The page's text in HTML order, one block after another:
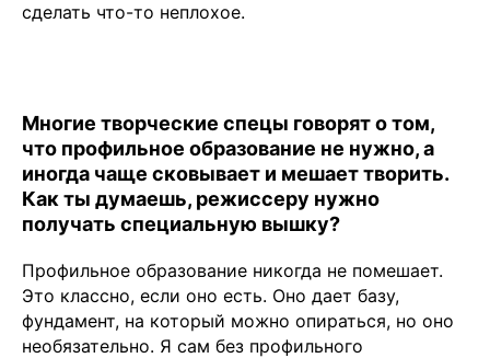
сделать что-то неплохое.
Многие творческие спецы говорят о том,
что профильное образование не нужно, а
иногда чаще сковывает и мешает творить.
Как ты думаешь, режиссеру нужно
получать специальную вышку?
Профильное образование никогда не помешает.
Это классно, если оно есть. Оно дает базу,
фундамент, на который можно опираться, но оно
необязательно. Я сам без профильного